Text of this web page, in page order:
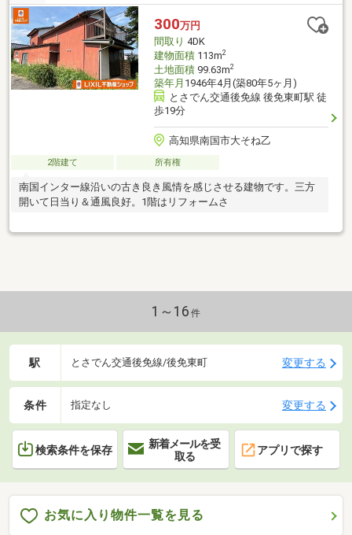
300万円
間取り 4DK
建物面積113m2
土地面積99.63m2
築年月 1946年4月(築80年5ヶ月)
とさでん交通後免線 後免東町駅 徒
歩19分
高知県南国市大そね乙
2階建て 所有権
南国インター線沿いの古き良き風情を感じさせる建物です。三方
開いて日当り＆通風良好。1階はリフォームさ
1～16 件
駅 とさでん交通後免線/後免東町 変更する
条件 指定なし 変更する
検索条件を保存
新着メールを受
取る
アプリで探す
お気に入り物件一覧を見る